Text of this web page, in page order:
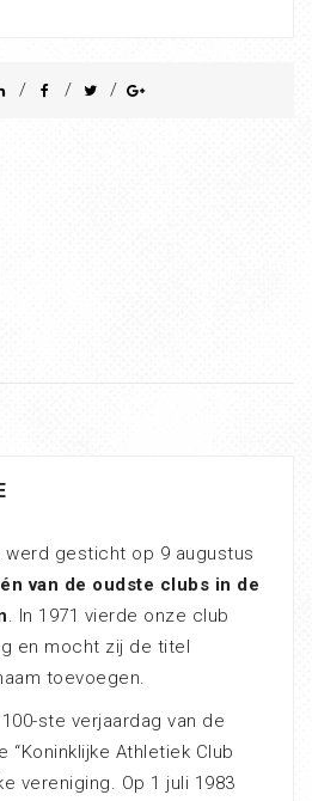
/ / /
gesticht op 9 augustus
van de oudste clubs in de
. In 1971 vierde onze club
en mocht zij de titel
toevoegen.
ste verjaardag van de
“Koninklijke Athletiek Club
vereniging. Op 1 juli 1983